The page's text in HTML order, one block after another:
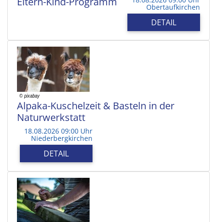
Obertaufkirchen
DETAIL
Alpaka-Kuschelzeit & Basteln in der
Naturwerkstatt
18.08.2026 09:00 Uhr
Niederbergkirchen
DETAIL